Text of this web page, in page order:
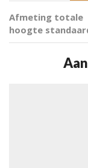
Afmeting totale
hoogte